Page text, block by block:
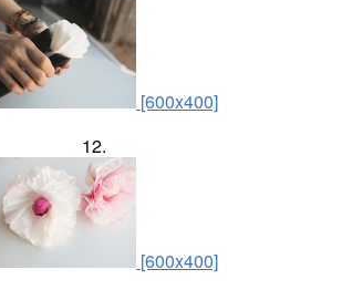
[600x400]
12.
[600x400]